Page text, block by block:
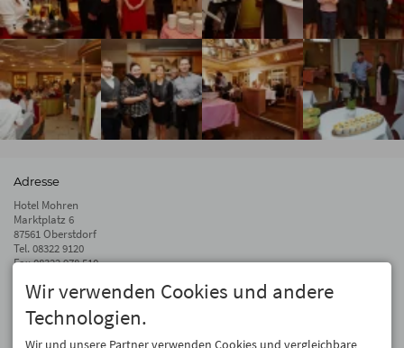
Adresse
Hotel Mohren
Marktplatz 6
87561 Oberstdorf
Tel. 08322 9120
Fax 08322 978 510
info@hotel-mohren.de
Auf dem Laufenden bleiben
Wir geben Ihre E-Mail-Adresse nicht weiter. Wir mögen auch keinen Spam.
Wir verwenden Cookies und andere
Technologien.
Wir und unsere Partner verwenden Cookies und vergleichbare